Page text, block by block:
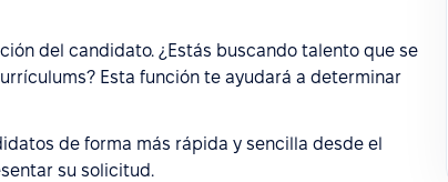
del candidato. ¿Estás buscando talento que se
Esta función te ayudará a determinar
de forma más rápida y sencilla desde el
su solicitud.